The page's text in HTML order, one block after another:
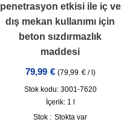
penetrasyon etkisi ile iç ve
dış mekan kullanımı için
beton sızdırmazlık
maddesi
79,99 € (79,99 €/l)
Stok kodu: 3001-7620
İçerik: 1
Stok : Stokta var